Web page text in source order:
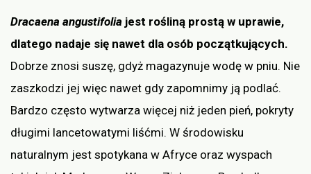
Dracaena angustifolia jest rośliną prostą w uprawie,
dlatego nadaje się nawet dla osób początkujących.
Dobrze znosi suszę, gdyż magazynuje wodę w pniu. Nie
zaszkodzi jej więc nawet gdy zapomnimy ją podlać.
Bardzo często wytwarza więcej niż jeden pień, pokryty
długimi lancetowatymi liśćmi. W środowisku
naturalnym jest spotykana w Afryce oraz wyspach